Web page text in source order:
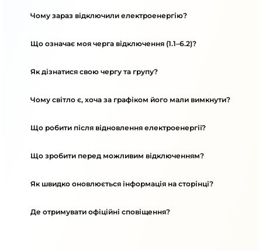
Чому зараз відключили електроенергію?
Що означає моя черга відключення (1.1–6.2)?
Як дізнатися свою чергу та групу?
Чому світло є, хоча за графіком його мали вимкнути?
Що робити після відновлення електроенергії?
Що зробити перед можливим відключенням?
Як швидко оновлюється інформація на сторінці?
Де отримувати офіційні сповіщення?